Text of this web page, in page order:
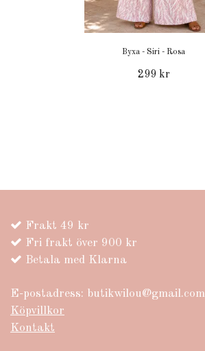
Byxa - Siri - Rosa
299 kr
Frakt 49 kr
Fri frakt över 900 kr
Betala med Klarna
E-postadress: butikwilou@gmail.com
Köpvillkor
Kontakt